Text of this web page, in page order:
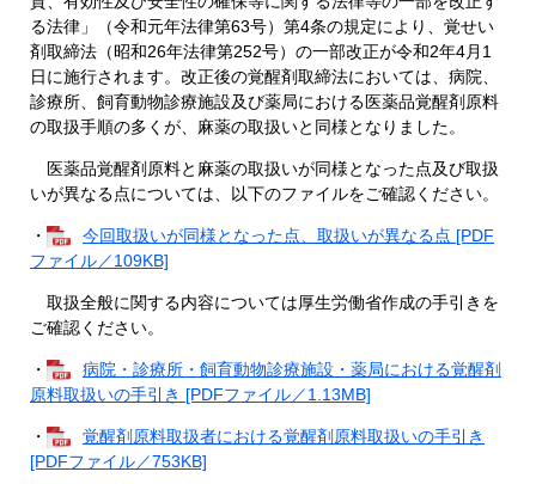
る法律」（令和元年法律第63号）第4条の規定により、覚せい
剤取締法（昭和26年法律第252号）の一部改正が令和2年4月1
日に施行されます。改正後の覚醒剤取締法においては、病院、
診療所、飼育動物診療施設及び薬局における医薬品覚醒剤原料
の取扱手順の多くが、麻薬の取扱いと同様となりました。
医薬品覚醒剤原料と麻薬の取扱いが同様となった点及び取扱
いが異なる点については、以下のファイルをご確認ください。
・
今回取扱いが同様となった点、取扱いが異なる点 [PDF
ファイル／109KB]
取扱全般に関する内容については厚生労働省作成の手引きを
ご確認ください。
・
病院・診療所・飼育動物診療施設・薬局における覚醒剤
原料取扱いの手引き [PDFファイル／1.13MB]
・
覚醒剤原料取扱者における覚醒剤原料取扱いの手引き
[PDFファイル／753KB]